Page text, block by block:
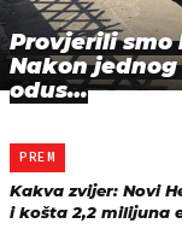
Provjerili smo
Nakon
odus…
PREM
Kakva zvijer: Novi
i košta 2,2 milijuna